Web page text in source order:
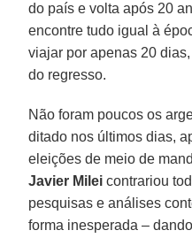
do país e volta após 20
encontre tudo igual à
viajar por apenas 20
do regresso.
Não foram poucos os
ditado nos últimos dias,
eleições de meio de
Javier Milei contrariou
pesquisas e análises
forma inesperada –